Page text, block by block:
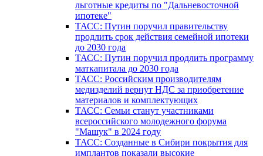
льготные кредиты по "Дальневосточной
ипотеке"
ТАСС: Путин поручил правительству
продлить срок действия семейной ипотеки
до 2030 года
ТАСС: Путин поручил продлить программу
маткапитала до 2030 года
ТАСС: Российским производителям
медизделий вернут НДС за приобретение
материалов и комплектующих
ТАСС: Семьи станут участниками
всероссийского молодежного форума
"Машук" в 2024 году
ТАСС: Созданные в Сибири покрытия для
имплантов показали высокие